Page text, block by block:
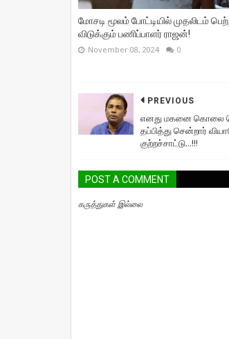
மோசடி மூலம் போட்டியில் முதலிடம்
விடுக்கும் பணிப்பாளர் ராஜன்!
November 08, 2024 0
PREVIOUS
எனது மகனை கொலை
தப்பித்து சென்றார்
குற்றச்சாட்டு...!!!
POST A COMMENT
கருத்துகள் இல்லை